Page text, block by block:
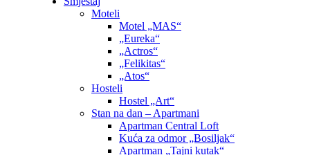
Moteli
Motel „MAS“
„Eureka“
„Actros“
„Felikitas“
„Atos“
Hosteli
Hostel „Art“
Stan na dan – Apartmani
Apartman Central Loft
Kuća za odmor „Bosiljak“
Apartman „Tajni kutak“